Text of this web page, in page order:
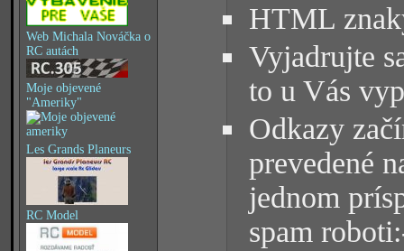
Web Michala Nováčka o
RC autách
Moje objevené
"Ameriky"
Les Grands Planeurs
RC Model
HTML
Vyjadrujte
to u Vás
Odkazy
prevedené
jednom
spam